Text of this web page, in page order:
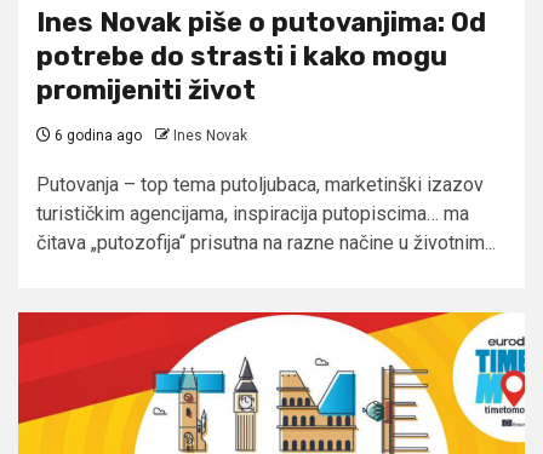
Ines Novak piše o putovanjima: Od
potrebe do strasti i kako mogu
promijeniti život
6 godina ago Ines Novak
Putovanja – top tema putoljubaca, marketinški izazov
turističkim agencijama, inspiracija putopiscima… ma
čitava „putozofija“ prisutna na razne načine u životnim...